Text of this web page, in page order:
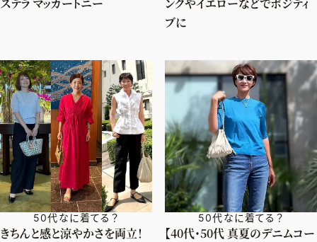
ブに
50代なに着てる？
きちんと感と涼やかさを両立！
50代なに着てる？
【40代・50代 真夏のデニムコー